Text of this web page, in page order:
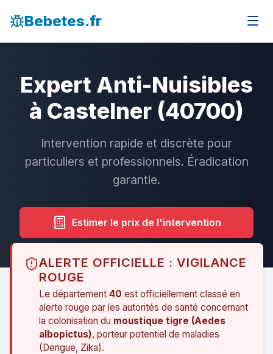
Bebetes.fr
Expert Anti-Nuisibles
à Castelner (40700)
Intervention rapide et discrète pour
particuliers et professionnels. Éradication
garantie.
Estimer le prix de l'intervention
ALERTE OFFICIELLE : VIGILANCE
ROUGE
Le département 40 est officiellement classé en
alerte rouge par les autorités de santé concernant
la colonisation du moustique tigre (Aedes
albopictus), porteur potentiel de maladies
(Dengue, Zika).